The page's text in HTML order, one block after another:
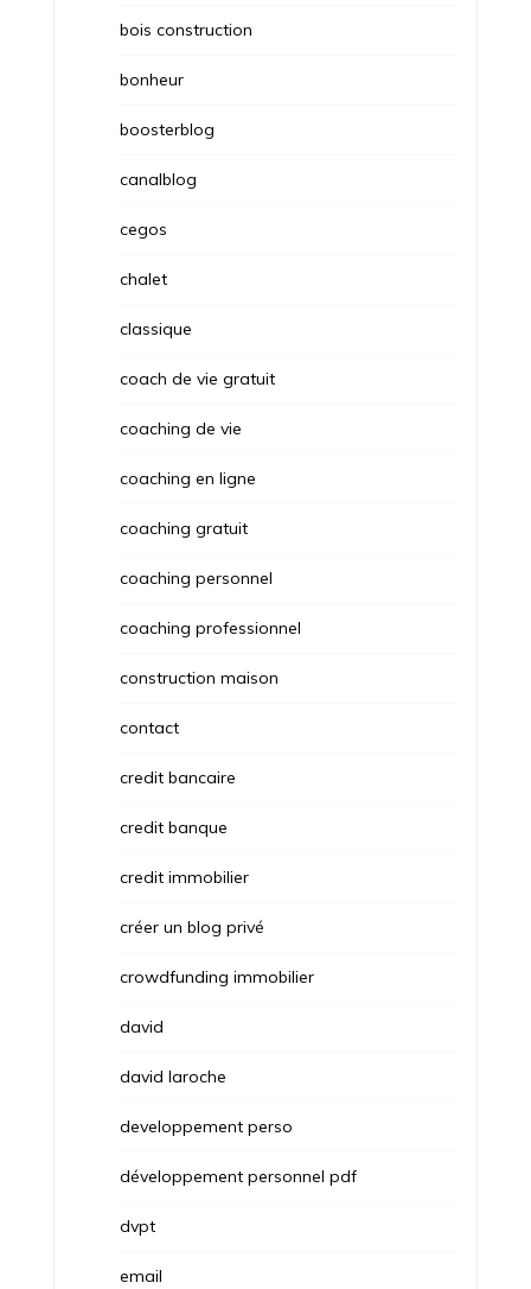
bois construction
bonheur
boosterblog
canalblog
cegos
chalet
classique
coach de vie gratuit
coaching de vie
coaching en ligne
coaching gratuit
coaching personnel
coaching professionnel
construction maison
contact
credit bancaire
credit banque
credit immobilier
créer un blog privé
crowdfunding immobilier
david
david laroche
developpement perso
développement personnel pdf
dvpt
email